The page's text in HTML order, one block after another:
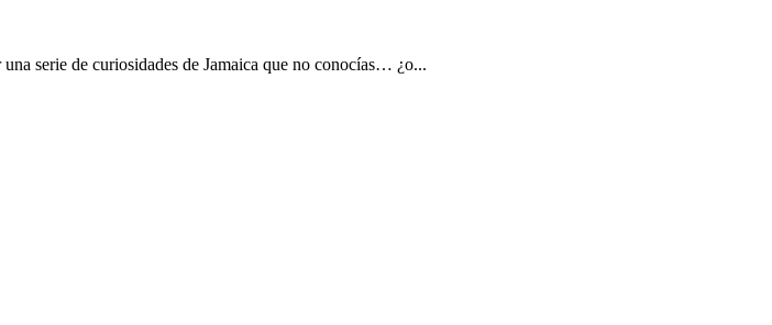
serie de curiosidades de Jamaica que no conocías… ¿o...